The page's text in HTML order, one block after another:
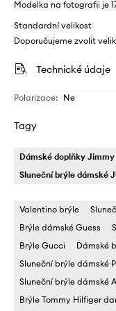
Modelka na fotografii je
Standardní velikost
Doporučujeme zvolit
Technické údaje
Polarizace: Ne
Tagy
Dámské doplňky Jimmy
Sluneční brýle dámské
Valentino brýle
Brýle dámské Guess
Brýle Gucci
Dámské
Sluneční brýle dámské
Sluneční brýle dámské
Brýle Tommy Hilfiger